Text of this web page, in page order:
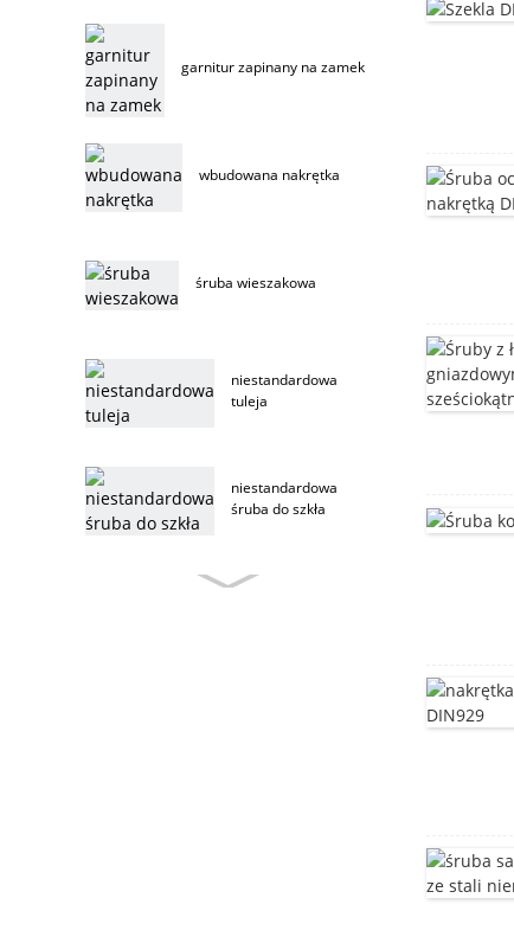
garnitur zapinany na zamek
wbudowana nakrętka
śruba wieszakowa
niestandardowa
tuleja
niestandardowa
śruba do szkła